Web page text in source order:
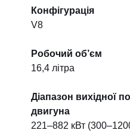
Конфігурація
V8
Робочий об’єм
16,4 літра
Діапазон вихідної
двигуна
221–882 кВт